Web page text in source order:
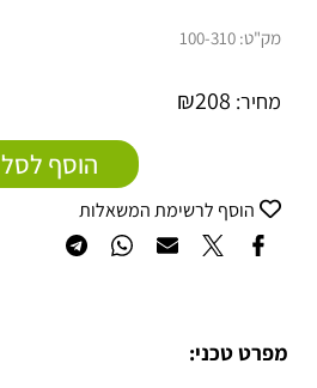
מק"ט: 100-310
מחיר: ₪208
הוסף לסל
הוסף לרשימת המשאלות
מפרט טכני: